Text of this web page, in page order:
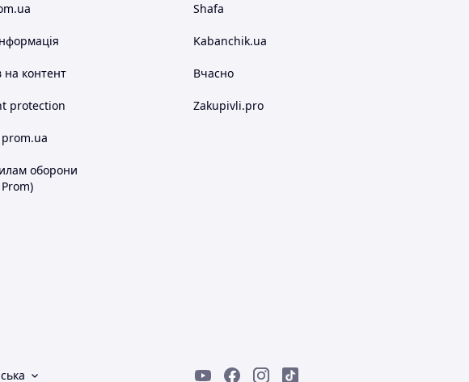
на контент
protection
prom.ua
оборони
Shafa
Kabanchik.ua
Вчасно
Zakupivli.pro